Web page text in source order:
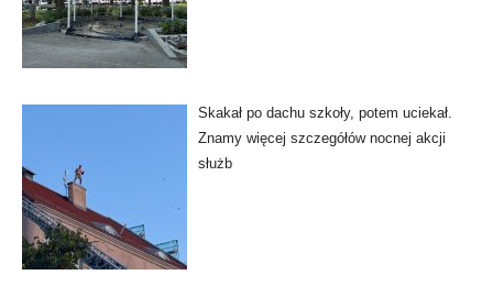
Skakał po dachu szkoły, potem uciekał.
Znamy więcej szczegółów nocnej akcji
służb